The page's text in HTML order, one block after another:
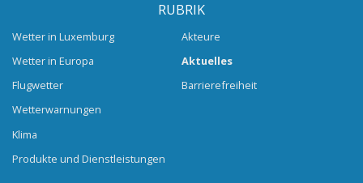
RUBRIK
Wetter in Luxemburg
Wetter in Europa
Flugwetter
Wetterwarnungen
Klima
Produkte und Dienstleistungen
Akteure
Aktuelles
Barrierefreiheit